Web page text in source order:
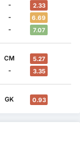
- 2.33
- 6.69
- 7.07
CM 5.27
- 3.35
GK 0.93